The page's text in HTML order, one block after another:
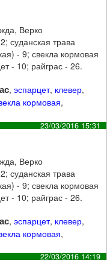
Верко
суданская трава
- 9; свекла кормовая
- 10; райграс - 26.
,эспарцет, клевер,
кормовая,
23/03/2016 15:31
Верко
суданская трава
- 9; свекла кормовая
- 10; райграс - 26.
,эспарцет, клевер,
кормовая,
22/03/2016 14:19